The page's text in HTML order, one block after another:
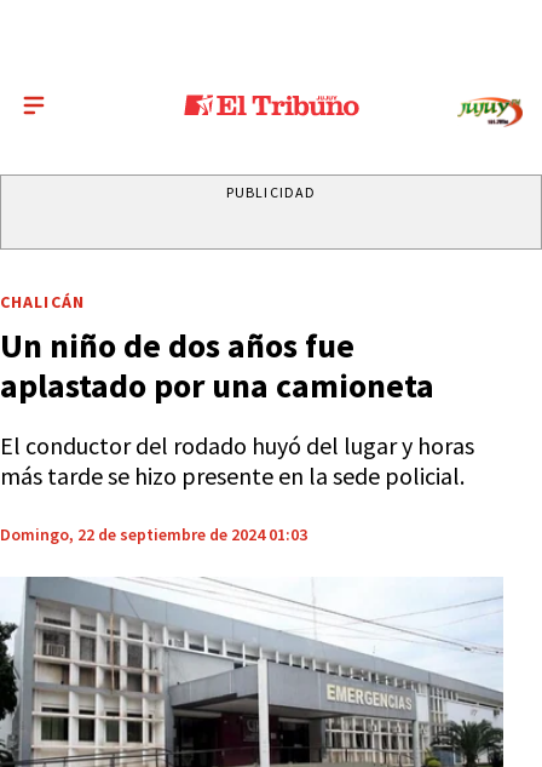
PUBLICIDAD
CHALICÁN
Un niño de dos años fue
aplastado por una camioneta
El conductor del rodado huyó del lugar y horas
más tarde se hizo presente en la sede policial.
Domingo, 22 de septiembre de 2024 01:03